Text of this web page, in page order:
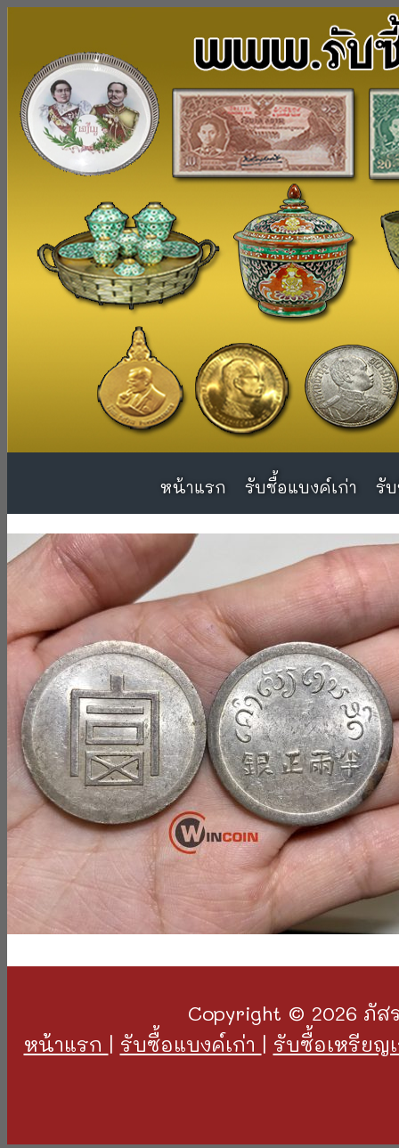
หน้าแรก รับซื้อแบงค์เก่า รั
หน้าแรก รับซื้อแบงค์เก่า รั
Copyright © 2026 ภั
หน้าแรก | รับซื้อแบงค์เก่า | รับซื้อเหรียญ